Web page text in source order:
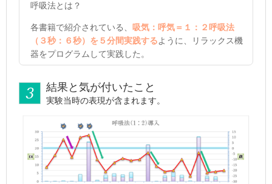
呼吸法とは？
各書籍で紹介されている、
吸気：呼気＝１：２呼吸法
（３秒：６秒）を５分間実践するように、リラックス機
器をプログラムして実践した。
結果と気が付いたこと
実験当時の表現が含まれます。